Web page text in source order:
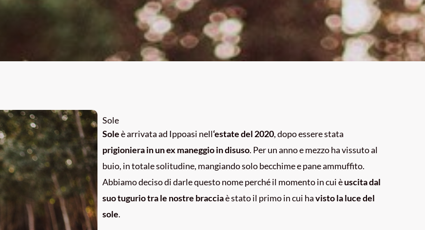
Sole
Soleè arrivata ad Ippoasi nell‘estate del 2020, dopo essere stata
prigioniera in un ex maneggio in disuso. Per un anno e mezzo ha vissuto al
buio, in totale solitudine, mangiando solo becchime e pane ammuffito.
Abbiamo deciso di darle questo nome perché il momento in cui èuscita dal
suo tugurio tra le nostre bracciaè stato il primo in cui havisto la luce del
sole.